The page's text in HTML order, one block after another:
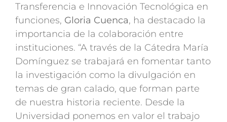
Transferencia e Innovación Tecnológica en
funciones, Gloria Cuenca, ha destacado la
importancia de la colaboración entre
instituciones. “A través de la Cátedra María
Domínguez se trabajará en fomentar tanto
la investigación como la divulgación en
temas de gran calado, que forman parte
de nuestra historia reciente. Desde la
Universidad ponemos en valor el trabajo